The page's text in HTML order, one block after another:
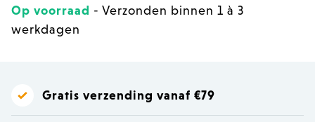
Op voorraad - Verzonden binnen 1 à 3
werkdagen
Gratis verzending vanaf €79